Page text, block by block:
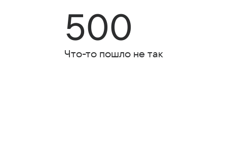
500
Что-то пошло не так